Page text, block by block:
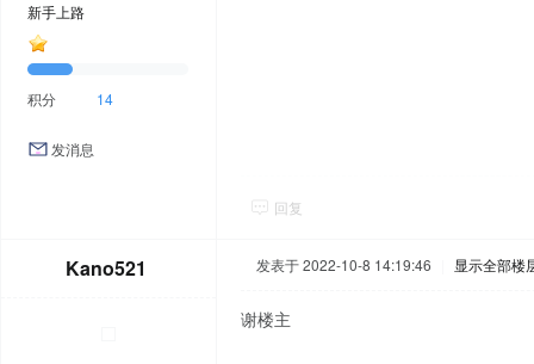
新手上路
积分 14
发消息
回复
Kano521 发表于 2022-10-8 14:19:46 显示全部楼
谢楼主